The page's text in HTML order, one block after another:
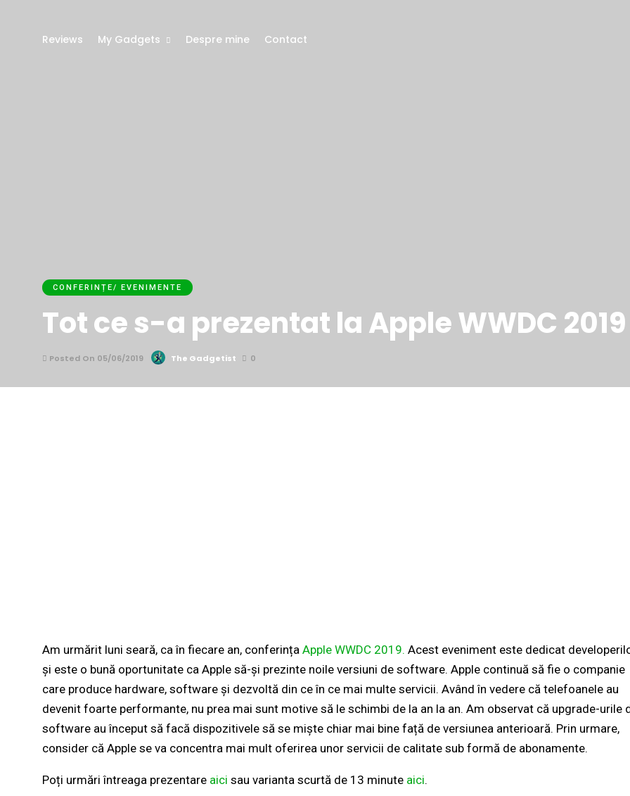
Reviews My Gadgets Despre mine Contact
CONFERINȚE/ EVENIMENTE
Tot ce s-a prezentat la Apple WWDC 2019
Posted On 05/06/2019 The Gadgetist 0
Am urmărit luni seară, ca în fiecare an, conferința Apple WWDC 2019. Acest eveniment este dedicat
și este o bună oportunitate ca Apple să-și prezinte noile versiuni de software. Apple continuă să fie o companie
care produce hardware, software și dezvoltă din ce în ce mai multe servicii. Având în vedere că telefoanele au
devenit foarte performante, nu prea mai sunt motive să le schimbi de la an la an. Am observat că upgrade-urile
software au început să facă dispozitivele să se miște chiar mai bine față de versiunea anterioară. Prin urmare,
consider că Apple se va concentra mai mult oferirea unor servicii de calitate sub formă de abonamente.
Poți urmări întreaga prezentare aici sau varianta scurtă de 13 minute aici.